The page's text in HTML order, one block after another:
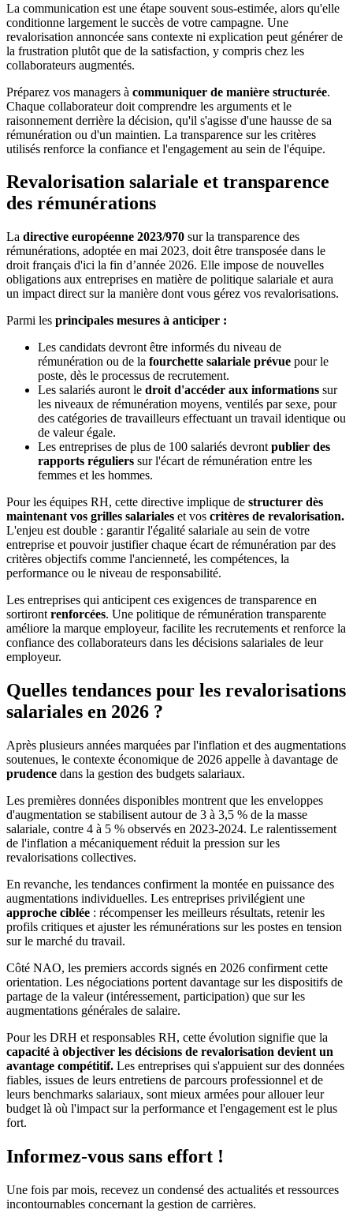
La communication est une étape souvent sous-estimée, alors qu'elle
conditionne largement le succès de votre campagne. Une
revalorisation annoncée sans contexte ni explication peut générer de
la frustration plutôt que de la satisfaction, y compris chez les
collaborateurs augmentés.
Préparez vos managers à communiquer de manière structurée.
Chaque collaborateur doit comprendre les arguments et le
raisonnement derrière la décision, qu'il s'agisse d'une hausse de sa
rémunération ou d'un maintien. La transparence sur les critères
utilisés renforce la confiance et l'engagement au sein de l'équipe.
Revalorisation salariale et transparence
des rémunérations
La directive européenne 2023/970 sur la transparence des
rémunérations, adoptée en mai 2023, doit être transposée dans le
droit français d'ici la fin d’année 2026. Elle impose de nouvelles
obligations aux entreprises en matière de politique salariale et aura
un impact direct sur la manière dont vous gérez vos revalorisations.
Parmi les principales mesures à anticiper :
Les candidats devront être informés du niveau de
rémunération ou de la fourchette salariale prévue pour le
poste, dès le processus de recrutement.
Les salariés auront le droit d'accéder aux informations sur
les niveaux de rémunération moyens, ventilés par sexe, pour
des catégories de travailleurs effectuant un travail identique ou
de valeur égale.
Les entreprises de plus de 100 salariés devront publier des
rapports réguliers sur l'écart de rémunération entre les
femmes et les hommes.
Pour les équipes RH, cette directive implique de structurer dès
maintenant vos grilles salariales et vos critères de revalorisation.
L'enjeu est double : garantir l'égalité salariale au sein de votre
entreprise et pouvoir justifier chaque écart de rémunération par des
critères objectifs comme l'ancienneté, les compétences, la
performance ou le niveau de responsabilité.
Les entreprises qui anticipent ces exigences de transparence en
sortiront renforcées. Une politique de rémunération transparente
améliore la marque employeur, facilite les recrutements et renforce la
confiance des collaborateurs dans les décisions salariales de leur
employeur.
Quelles tendances pour les revalorisations
salariales en 2026 ?
Après plusieurs années marquées par l'inflation et des augmentations
soutenues, le contexte économique de 2026 appelle à davantage de
prudence dans la gestion des budgets salariaux.
Les premières données disponibles montrent que les enveloppes
d'augmentation se stabilisent autour de 3 à 3,5 % de la masse
salariale, contre 4 à 5 % observés en 2023-2024. Le ralentissement
de l'inflation a mécaniquement réduit la pression sur les
revalorisations collectives.
En revanche, les tendances confirment la montée en puissance des
augmentations individuelles. Les entreprises privilégient une
approche ciblée : récompenser les meilleurs résultats, retenir les
profils critiques et ajuster les rémunérations sur les postes en tension
sur le marché du travail.
Côté NAO, les premiers accords signés en 2026 confirment cette
orientation. Les négociations portent davantage sur les dispositifs de
partage de la valeur (intéressement, participation) que sur les
augmentations générales de salaire.
Pour les DRH et responsables RH, cette évolution signifie que la
capacité à objectiver les décisions de revalorisation devient un
avantage compétitif. Les entreprises qui s'appuient sur des données
fiables, issues de leurs entretiens de parcours professionnel et de
leurs benchmarks salariaux, sont mieux armées pour allouer leur
budget là où l'impact sur la performance et l'engagement est le plus
fort.
Informez-vous sans effort !
Une fois par mois, recevez un condensé des actualités et ressources
incontournables concernant la gestion de carrières.